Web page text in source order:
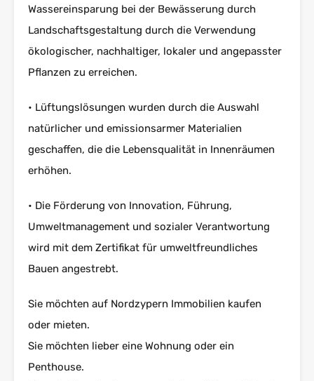
Wassereinsparung bei der Bewässerung durch
Landschaftsgestaltung durch die Verwendung
ökologischer, nachhaltiger, lokaler und angepasster
Pflanzen zu erreichen.
• Lüftungslösungen wurden durch die Auswahl
natürlicher und emissionsarmer Materialien
geschaffen, die die Lebensqualität in Innenräumen
erhöhen.
• Die Förderung von Innovation, Führung,
Umweltmanagement und sozialer Verantwortung
wird mit dem Zertifikat für umweltfreundliches
Bauen angestrebt.
Sie möchten auf Nordzypern Immobilien kaufen
oder mieten.
Sie möchten lieber eine Wohnung oder ein
Penthouse.